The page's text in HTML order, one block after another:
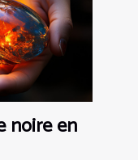
noire en